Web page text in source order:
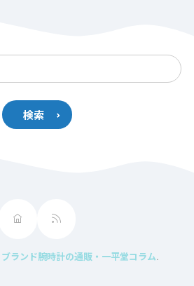
検索
ブランド腕時計の通販・一平堂コラム.